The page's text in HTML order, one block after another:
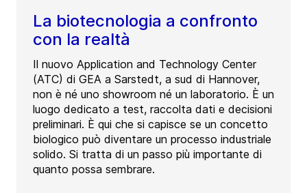
La biotecnologia a confronto
con la realtà
Il nuovo Application and Technology Center
(ATC) di GEA a Sarstedt, a sud di Hannover,
non è né uno showroom né un laboratorio. È un
luogo dedicato a test, raccolta dati e decisioni
preliminari. È qui che si capisce se un concetto
biologico può diventare un processo industriale
solido. Si tratta di un passo più importante di
quanto possa sembrare.